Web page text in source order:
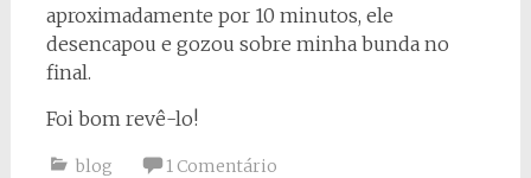
aproximadamente por 10 minutos, ele
desencapou e gozou sobre minha bunda no
final.
Foi bom revê-lo!
blog 1 Comentário